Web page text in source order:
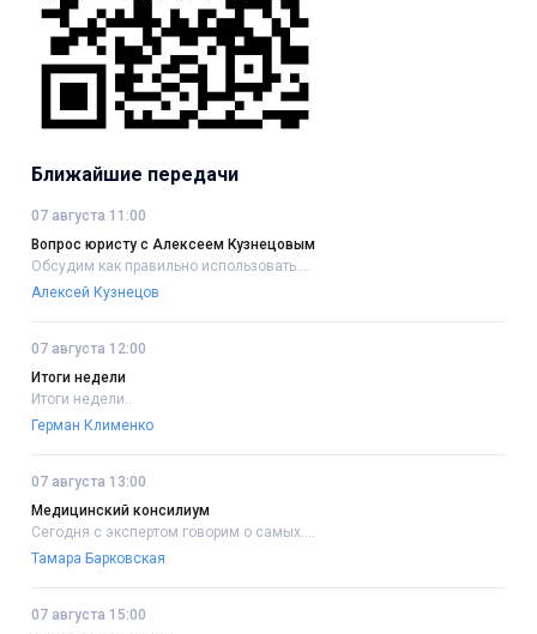
Ближайшие передачи
07 августа 11:00
Вопрос юристу с Алексеем Кузнецовым
Обсудим как правильно использовать....
Алексей Кузнецов
07 августа 12:00
Итоги недели
Итоги недели..
Герман Клименко
07 августа 13:00
Медицинский консилиум
Сегодня с экспертом говорим о самых....
Тамара Барковская
07 августа 15:00